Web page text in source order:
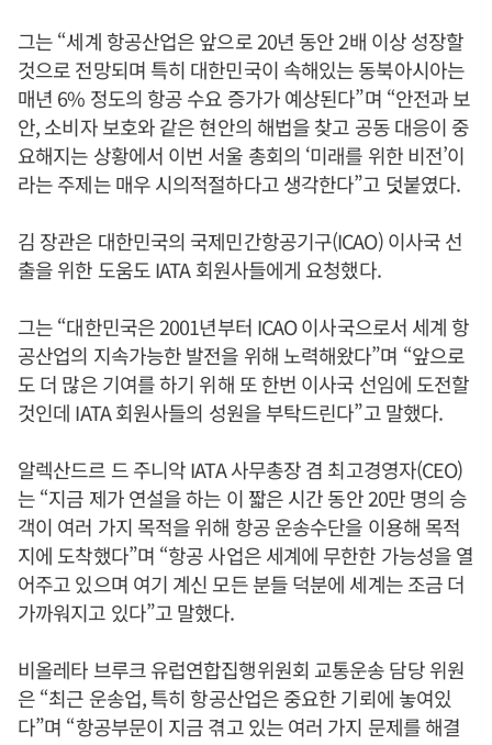
그는 “세계 항공산업은 앞으로 20년 동안 2배 이상 성장할
것으로 전망되며 특히 대한민국이 속해있는 동북아시아는
매년 6% 정도의 항공 수요 증가가 예상된다”며 “안전과 보
안, 소비자 보호와 같은 현안의 해법을 찾고 공동 대응이 중
요해지는 상황에서 이번 서울 총회의 ‘미래를 위한 비전’이
라는 주제는 매우 시의적절하다고 생각한다”고 덧붙였다.
김 장관은 대한민국의 국제민간항공기구(ICAO) 이사국 선
출을 위한 도움도 IATA 회원사들에게 요청했다.
그는 “대한민국은 2001년부터 ICAO 이사국으로서 세계 항
공산업의 지속가능한 발전을 위해 노력해왔다”며 “앞으로
도 더 많은 기여를 하기 위해 또 한번 이사국 선임에 도전할
것인데 IATA 회원사들의 성원을 부탁드린다”고 말했다.
알렉산드르 드 주니악 IATA 사무총장 겸 최고경영자(CEO)
는 “지금 제가 연설을 하는 이 짧은 시간 동안 20만 명의 승
객이 여러 가지 목적을 위해 항공 운송수단을 이용해 목적
지에 도착했다”며 “항공 사업은 세계에 무한한 가능성을 열
어주고 있으며 여기 계신 모든 분들 덕분에 세계는 조금 더
가까워지고 있다”고 말했다.
비올레타 브루크 유럽연합집행위원회 교통운송 담당 위원
은 “최근 운송업, 특히 항공산업은 중요한 기뢰에 놓여있
다”며 “항공부문이 지금 겪고 있는 여러 가지 문제를 해결